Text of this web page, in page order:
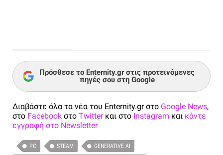
Πρόσθεσε το Enternity.gr στις προτεινόμενες
πηγές σου στη Google
Διαβάστε όλα τα νέα του Enternity.gr στο Google News,
στο Facebook στο Twitterκαι στο Instagram και κάντε
εγγραφή στο Newsletter
PC STEAM GENERATIVE AI